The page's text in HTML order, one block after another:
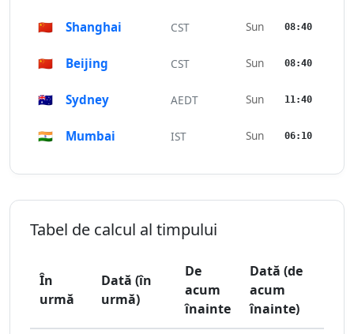
🇨🇳 Shanghai CST Sun 08:40
🇨🇳 Beijing CST Sun 08:40
🇦🇺 Sydney AEDT Sun 11:40
🇮🇳 Mumbai IST Sun 06:10
Tabel de calcul al timpului
În
urmă
Dată (în
urmă)
De
acum
înainte
Dată (de
acum
înainte)